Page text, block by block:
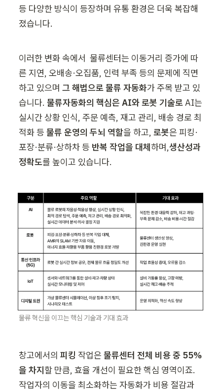
등 다양한 방식이 등장하며 유통 환경은 더욱 복잡해
졌습니다.
이러한 변화 속에서  물류센터는 이동거리 증가에 따
른 지연, 오배송·오집품, 인력 부족 등의 문제에 직면
하고 있으며 그 해법으로 물류 자동화가 주목 받고 있
습니다. 물류자동화의 핵심은 AI와 로봇 기술로 AI는
실시간 상황 인식, 주문 예측, 재고 관리, 배송 경로 최
적화 등 물류 운영의 두뇌 역할을 하고, 로봇은 피킹·
포장·분류·상하차 등 반복 작업을 대체하며,생산성과
정확도를 높이고 있습니다.
물류 혁신을 이끄는 핵심 기술과 기대 효과
창고에서의 피킹 작업은 물류센터 전체 비용 중 55%
을 차지할 만큼, 효율 개선이 필요한 핵심 영역이죠.
작업자의 이동을 최소화하는 자동화가 비용 절감과